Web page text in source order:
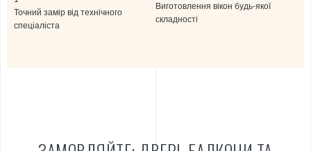
Точний замір від технічного
спеціаліста
Виготовлення вікон будь-якої
складності